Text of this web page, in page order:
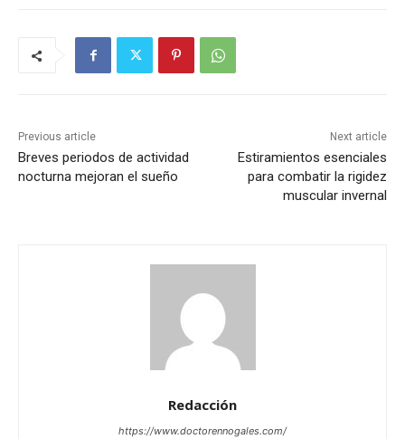
Previous article
Breves periodos de actividad
nocturna mejoran el sueño
Next article
Estiramientos esenciales
para combatir la rigidez
muscular invernal
Redacción
https://www.doctorennogales.com/